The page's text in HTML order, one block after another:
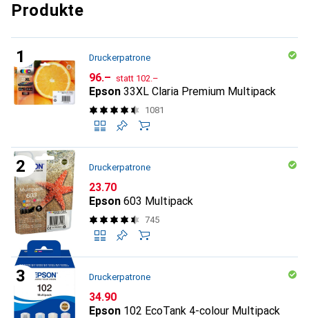
Produkte
Druckerpatrone
CHF
96.– statt CHF
102.–
Epson 33XL Claria Premium Multipack
1081
Druckerpatrone
CHF
23.70
Epson 603 Multipack
745
Druckerpatrone
CHF
34.90
Epson 102 EcoTank 4-colour Multipack